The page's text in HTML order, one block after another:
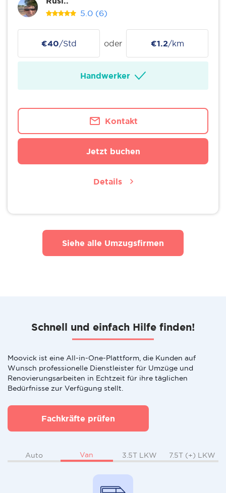
5.0 (6)
€40/Std oder €1.2/km
Handwerker
Kontakt
Jetzt buchen
Details
Siehe alle Umzugsfirmen
Schnell und einfach Hilfe finden!
Moovick ist eine All-in-One-Plattform, die Kunden auf
Wunsch professionelle Dienstleister für Umzüge und
Renovierungsarbeiten in Echtzeit für ihre täglichen
Bedürfnisse zur Verfügung stellt.
Fachkräfte prüfen
Auto Van 3.5T LKW 7.5T (+) LKW